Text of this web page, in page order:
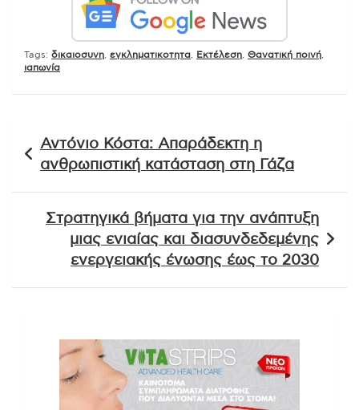
Tags: δικαιοσυνη εγκληματικοτητα Εκτέλεση Θανατική ποινή
ιαπωνία
άρθρων
Αντόνιο Κόστα: Απαράδεκτη η
ανθρωπιστική κατάσταση στη Γάζα
Στρατηγικά βήματα για την ανάπτυξη
μιας ενιαίας και διασυνδεδεμένης
ενεργειακής ένωσης έως το 2030